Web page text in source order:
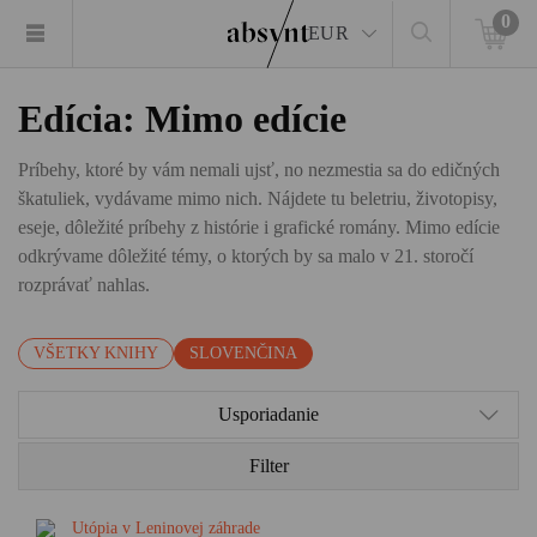
EUR
0
Edícia: Mimo edície
Príbehy, ktoré by vám nemali ujsť, no nezmestia sa do edičných
škatuliek, vydávame mimo nich. Nájdete tu beletriu, životopisy,
eseje, dôležité príbehy z histórie i grafické romány. Mimo edície
odkrývame dôležité témy, o ktorých by sa malo v 21. storočí
rozprávať nahlas.
VŠETKY KNIHY SLOVENČINA
Usporiadanie
Filter